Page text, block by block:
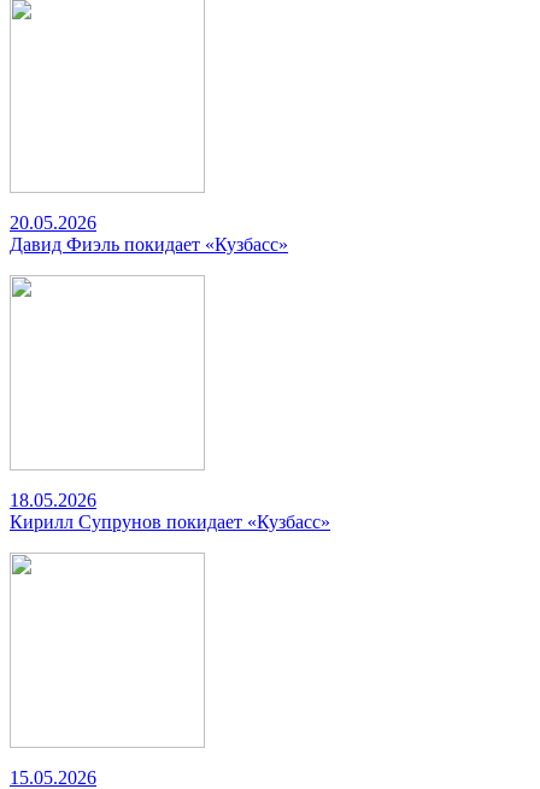
20.05.2026
Давид Фиэль покидает «Кузбасс»
18.05.2026
Кирилл Супрунов покидает «Кузбасс»
15.05.2026